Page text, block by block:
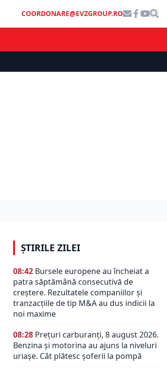
COORDONARE@EVZGROUP.RO
ȘTIRILE ZILEI
08:42 Bursele europene au încheiat a
patra săptămână consecutivă de
creștere. Rezultatele companiilor și
tranzacțiile de tip M&A au dus indicii la
noi maxime
08:28 Prețuri carburanți, 8 august 2026.
Benzina și motorina au ajuns la niveluri
uriașe. Cât plătesc șoferii la pompă